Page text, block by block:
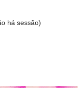
há sessão)